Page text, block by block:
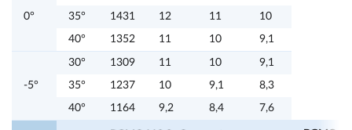
0° 35° 1431 12 11 10
40° 1352 11 10 9,1
-5°
30° 1309 11 10 9,1
35° 1237 10 9,1 8,3
40° 1164 9,2 8,4 7,6